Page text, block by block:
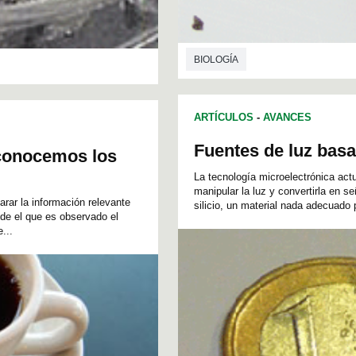
los
la información relevante
el que es observado el
BIOLOGÍA
ARTÍCULOS - AVANCES
Fuentes de luz
La tecnología microelectrónica
manipular la luz y convertirla en
silicio, un material nada